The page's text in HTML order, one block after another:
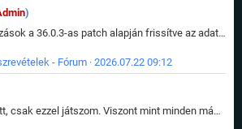
)
Kártya változások a 36.0.3-as patch alapján frissítve az adatbázisban (képek is cserélve).
- Fórum · 2026.07.22 09:12
Amióta bejött, csak ezzel játszom. Viszont mint minden más - akár az alapjáték is, ez is baromira összetett lett. Néha már pár kör után is esélytelen az egész. Vagy irreállisan túltápol valaki, vagy lelép a partner, vagy csak hülye mint a segg. És amikor eljönne az én időm, na akkor jön el mindenki másé is. Engem jobban érdekelne, hogy ki milyen ratingen szokott játszani. Na ez lenne egy érdekes adat.